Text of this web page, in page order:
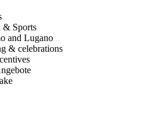
& Sports
and Lugano
& celebrations